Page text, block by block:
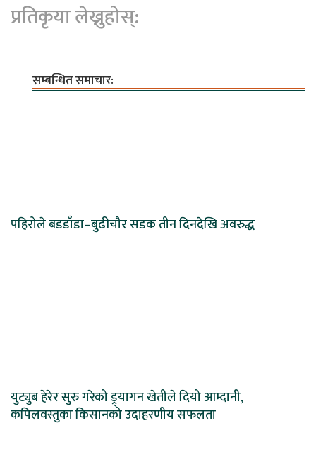
प्रतिकृया लेख्नुहोस्:
सम्बन्धित समाचार:
पहिरोले बडडाँडा–बुढीचौर सडक तीन दिनदेखि अवरुद्ध
युट्युब हेरेर सुरु गरेको ड्र्यागन खेतीले दियो आम्दानी,
कपिलवस्तुका किसानको उदाहरणीय सफलता